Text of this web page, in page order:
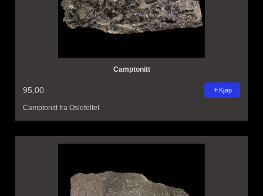
Camptonitt
95,00 Kjøp
Camptonitt fra Oslofeltet